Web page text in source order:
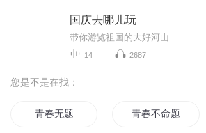
国庆去哪儿玩
带你游览祖国的大好河山……
14 2687
您是不是在找：
青春无题 青春不命题